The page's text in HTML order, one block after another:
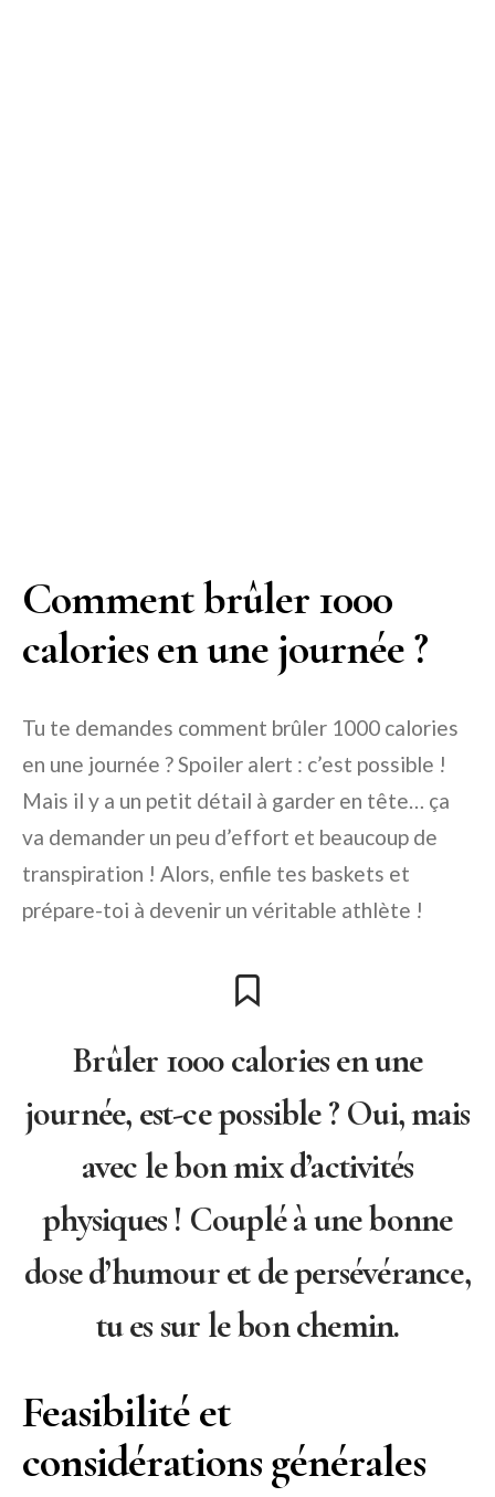
Comment brûler 1000
calories en une journée ?
Tu te demandes comment brûler 1000 calories
en une journée ? Spoiler alert : c’est possible !
Mais il y a un petit détail à garder en tête… ça
va demander un peu d’effort et beaucoup de
transpiration ! Alors, enfile tes baskets et
prépare-toi à devenir un véritable athlète !
Brûler 1000 calories en une
journée, est-ce possible ? Oui, mais
avec le bon mix d’activités
physiques ! Couplé à une bonne
dose d’humour et de persévérance,
tu es sur le bon chemin.
Feasibilité et
considérations générales